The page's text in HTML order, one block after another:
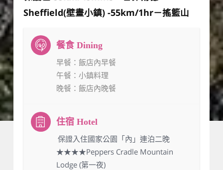
Sheffield(壁畫小鎮) -55km/1hr－搖籃山
早餐 ：飯店內早餐
午餐 ：小鎮料理
晚餐 ：飯店內晚餐
：保證入住國家公園「內」連泊二晚
★★★★Peppers Cradle Mountain
Lodge (第一夜)